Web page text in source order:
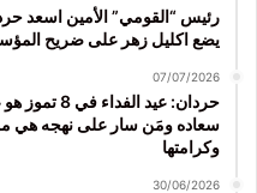
رئيس “القومي” الأمين اسعد
يضع اكليل زهر على ضريح
07/07/2026
حردان: عيد
سعاده ومَن سار على نهجه هي من
وكرامتها
30/06/2026